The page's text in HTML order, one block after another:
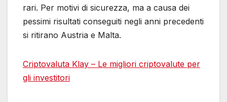
rari. Per motivi di sicurezza, ma a causa dei
pessimi risultati conseguiti negli anni precedenti
si ritirano Austria e Malta.
Criptovaluta Klay – Le migliori criptovalute per
gli investitori